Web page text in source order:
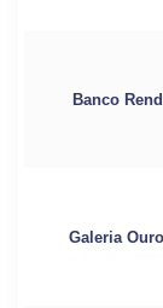
Banco
Galeria